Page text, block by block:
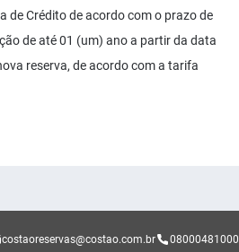
de Crédito de acordo com o prazo de
de até 01 (um) ano a partir da data
reserva, de acordo com a tarifa
costaoreservas@costao.com.br 08000481000